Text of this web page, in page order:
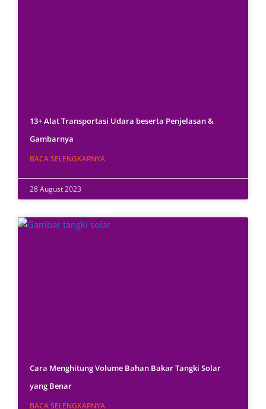
13+ Alat Transportasi Udara beserta Penjelasan &
Gambarnya
BACA SELENGKAPNYA
28 August 2023
Cara Menghitung Volume Bahan Bakar Tangki Solar
yang Benar
BACA SELENGKAPNYA